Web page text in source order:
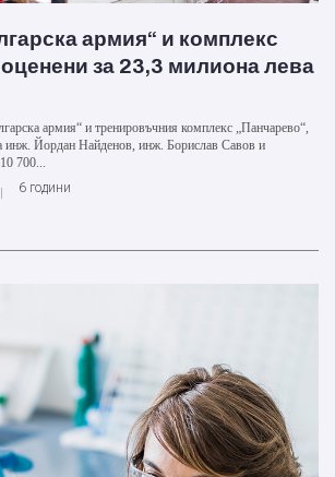
армия“ и комплекс
за 23,3 милиона лева
армия“ и тренировъчния комплекс „Панчарево“,
инж. Йордан Найденов, инж. Борислав Савов и
700...
6 години